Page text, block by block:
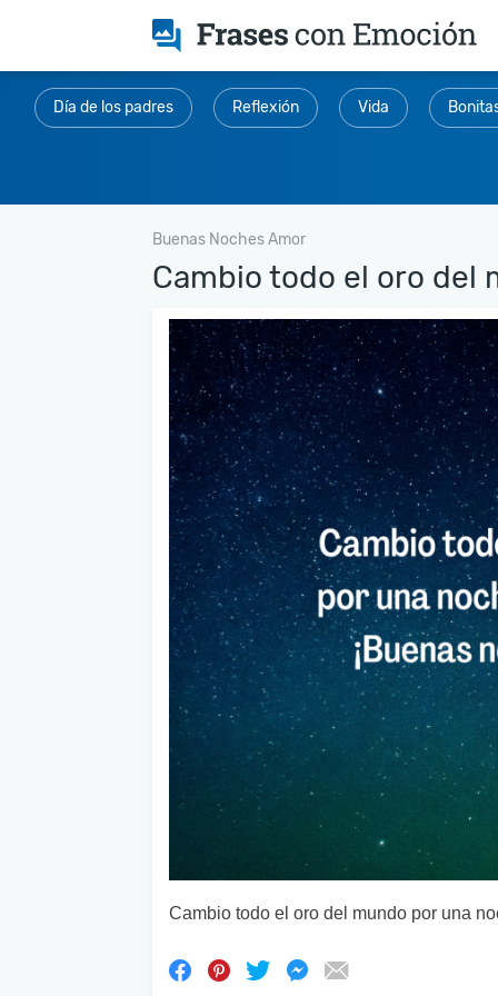
Día de los padres Reflexión Vida
Buenas Noches Amor
Cambio todo el oro del
Cambio todo el oro del mundo por una